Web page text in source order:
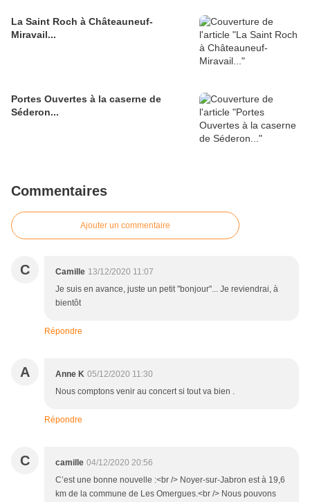
La Saint Roch à Châteauneuf-
Miravail...
Portes Ouvertes à la caserne de
Séderon...
Commentaires
Ajouter un commentaire
C Camille 13/12/2020 11:07
Je suis en avance, juste un petit "bonjour"... Je reviendrai, à
bientôt
Répondre
A Anne K 05/12/2020 11:30
Nous comptons venir au concert si tout va bien .
Répondre
C camille 04/12/2020 20:56
C’est une bonne nouvelle :<br /> Noyer-sur-Jabron est à 19,6
km de la commune de Les Omergues.<br /> Nous pouvons